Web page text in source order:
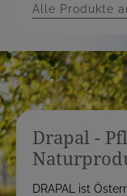
Alle Produkte
Drapal -
DRAPAL ist